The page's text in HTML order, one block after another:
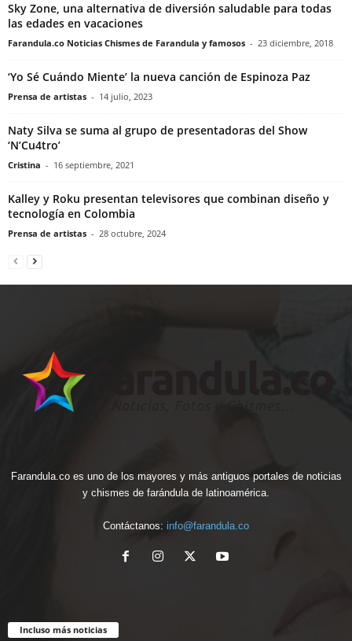
Sky Zone, una alternativa de diversión saludable para todas
las edades en vacaciones
Farandula.co Noticias Chismes de Farandula y famosos - 23 diciembre, 2018
‘Yo Sé Cuándo Miente’ la nueva canción de Espinoza Paz
Prensa de artistas - 14 julio, 2023
Naty Silva se suma al grupo de presentadoras del Show
‘N’Cu4tro’
Cristina - 16 septiembre, 2021
Kalley y Roku presentan televisores que combinan diseño y
tecnología en Colombia
Prensa de artistas - 28 octubre, 2024
Farandula.co es uno de los mayores y más antiguos portales de noticias
y chismes de farándula de latinoamérica.
Contáctanos: info@farandula.co
Incluso más noticias